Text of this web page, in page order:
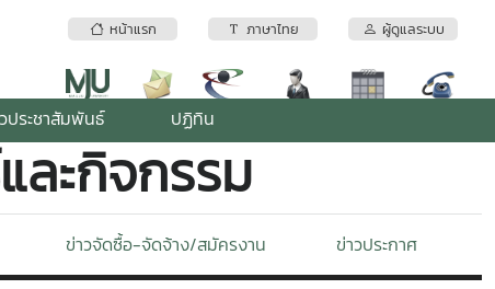
หน้าแรก ภาษาไทย ผู้ดูแลระบบ
ประชาสัมพันธ์ ปฏิทิน
ละกิจกรรม
ข่าวจัดซื้อ-จัดจ้าง/สมัครงาน ข่าวประกาศ